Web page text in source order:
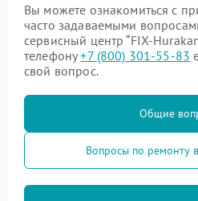
Вы можете ознакомиться с
часто задаваемыми
сервисный центр “FIX-
телефону+7 (800) 301-55-83
свой вопрос.
Общие
Вопросы по ремонту